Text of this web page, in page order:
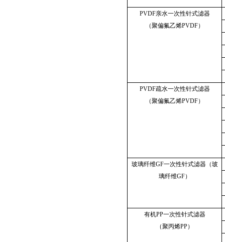
PVDF亲水一次性针式滤器
（聚偏氟乙烯PVDF）
PVDF疏水一次性针式滤器
（聚偏氟乙烯PVDF）
玻璃纤维GF一次性针式滤器（玻
璃纤维GF）
有机PP一次性针式滤器
（聚丙烯PP）